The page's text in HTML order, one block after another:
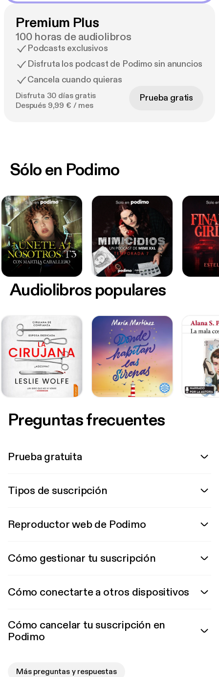
Premium Plus
100 horas de audiolibros
Podcasts exclusivos
Disfruta los podcast de Podimo sin anuncios
Cancela cuando quieras
Disfruta 30 días gratis
Después 9,99 € / mes
Prueba gratis
Sólo en Podimo
Audiolibros populares
Preguntas frecuentes
Prueba gratuita
Tipos de suscripción
Reproductor web de Podimo
Cómo gestionar tu suscripción
Cómo conectarte a otros dispositivos
Cómo cancelar tu suscripción en
Podimo
Más preguntas y respuestas